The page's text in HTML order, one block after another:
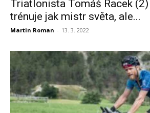
Triatlonista Tomáš Racek
trénuje jak mistr světa, ale...
Martin Roman - 13. 3. 2022